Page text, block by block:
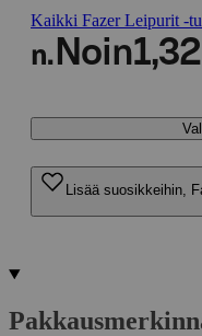
Kaikki Fazer Leipurit -
n. Noin
Lisää suosikkeihin,